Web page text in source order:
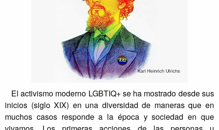
El activismo moderno LGBTIQ+ se ha mostrado desde sus
inicios (siglo XIX) en una diversidad de maneras que en
muchos casos responde a la época y sociedad en que